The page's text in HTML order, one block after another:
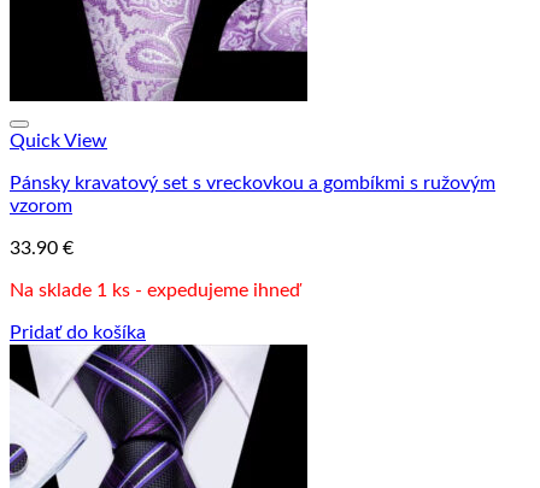
Quick View
Pánsky kravatový set s vreckovkou a gombíkmi s ružovým
vzorom
33.90 €
Na sklade 1 ks - expedujeme ihneď
Pridať do košíka